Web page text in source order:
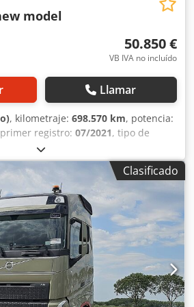
model
50.850 €
VB IVA no incluído
Llamar
, kilometraje: 698.570 km, potencia:
registro: 07/2021, tipo de
, tamaño del neumático:
4x2, distancia entre ejes:3.800 mm,
color: blanco
, cabina del conductor:
de engranaje: automático
12, clase de emisión:Euro 6
,
aire, longitud total:6.250 mm
, ancho
total:3.780 mm , Año de
ABS, Bluetooth, aire
portátil, calefactor de
centralizado, control de crucero,
retrovisor eléctrico,
Clasificado